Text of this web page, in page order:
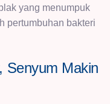
yang menumpuk
pertumbuhan bakteri
Senyum Makin